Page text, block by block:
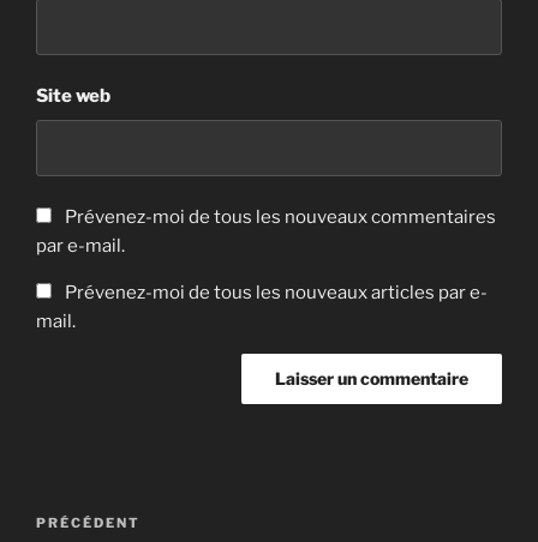
Site web
Prévenez-moi de tous les nouveaux commentaires
par e-mail.
Prévenez-moi de tous les nouveaux articles par e-
mail.
Navigation
Article
PRÉCÉDENT